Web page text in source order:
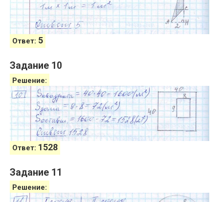
Ответ: 5
Задание 10
Решение:
Ответ: 1528
Задание 11
Решение: